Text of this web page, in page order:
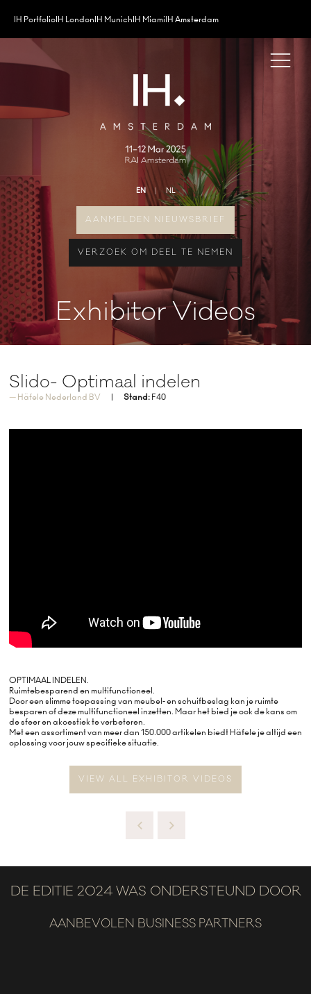
IH PortfolioIH LondonIH MunichIH MiamiIH Amsterdam
EN NL
AANMELDEN NIEUWSBRIEF
VERZOEK OM DEEL TE NEMEN
Exhibitor Videos
Slido- Optimaal indelen
Häfele Nederland BV Stand: F40
OPTIMAAL INDELEN.
Ruimtebesparend en multifunctioneel.
Door een slimme toepassing van meubel- en schuifbeslag kan je ruimte
besparen of deze multifunctioneel inzetten. Maar het bied je ook de kans om
de sfeer en akoestiek te verbeteren.
Met een assortiment van meer dan 150.000 artikelen biedt Häfele je altijd een
oplossing voor jouw specifieke situatie.
VIEW ALL EXHIBITOR VIDEOS
DE EDITIE 2024 WAS ONDERSTEUND DOOR
AANBEVOLEN BUSINESS PARTNERS